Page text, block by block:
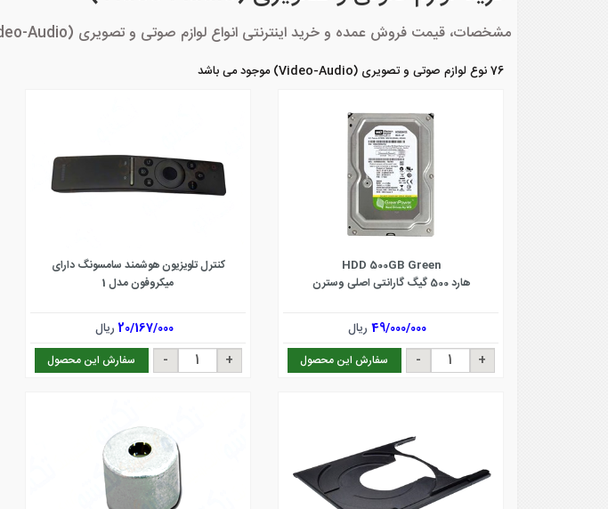
مشخصات، قیمت فروش عمده و خرید اینترنتی انواع لوازم صوتی و تصویری (Video-Audio)
76 نوع لوازم صوتی و تصویری (Video-Audio) موجود می باشد
HDD 500GB Green
هارد 500 گیگ گارانتی اصلی وسترن
49/000/000ریال
سفارش این محصول
کنترل تلویزیون هوشمند سامسونگ دارای
میکروفون مدل 1
20/167/000ریال
سفارش این محصول